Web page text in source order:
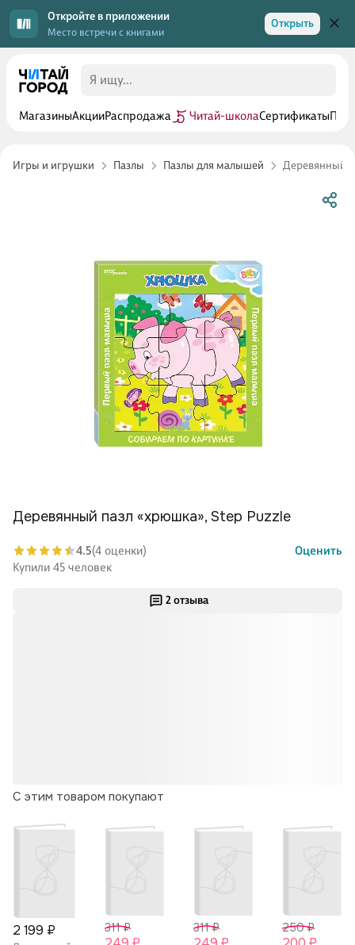
Откройте в приложении
Место встречи с книгами
Открыть
МагазиныАкцииРаспродажа Читай-школаСертификаты
Игры и игрушки Пазлы Пазлы для малышей Деревянный
2 отзыва
С этим товаром покупают
2 199 ₽ 311 ₽ 311 ₽ 250 ₽
Деревянный пазл «хрюшка», Step Puzzle
4.5(4 оценки)
Оценить
Купили 45 человек